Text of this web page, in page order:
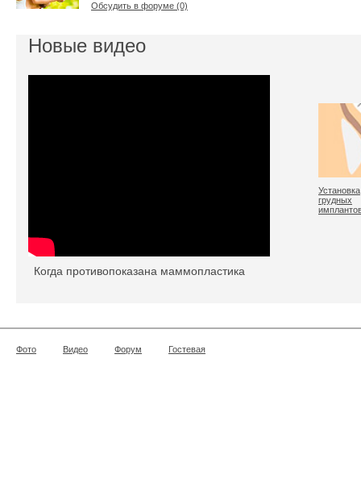
Обсудить в форуме (0)
Новые видео
Установка
грудных
Когда противопоказана маммопластика
Фото Видео Форум Гостевая